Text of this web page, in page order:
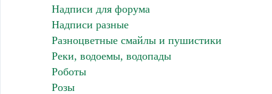
Надписи для форума
Надписи разные
Разноцветные смайлы и пушистики
Реки, водоемы, водопады
Роботы
Розы